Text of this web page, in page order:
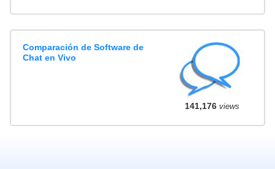
Comparación de Software de
Chat en Vivo
141,176views